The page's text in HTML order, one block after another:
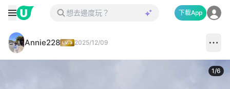
下載App
Annie228 2025/12/09
1/6